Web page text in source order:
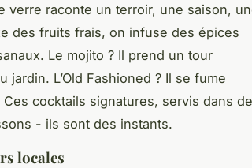
verre raconte un terroir, une saison,
des fruits frais, on infuse des épices
Le mojito ? Il prend un tour
L’Old Fashioned ? Il se fume
cocktails signatures, servis dans
- ils sont des instants.
locales